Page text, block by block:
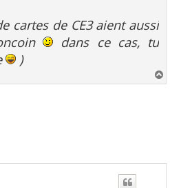
cartes de CE3 aient aussi
dans ce cas, tu
)
a